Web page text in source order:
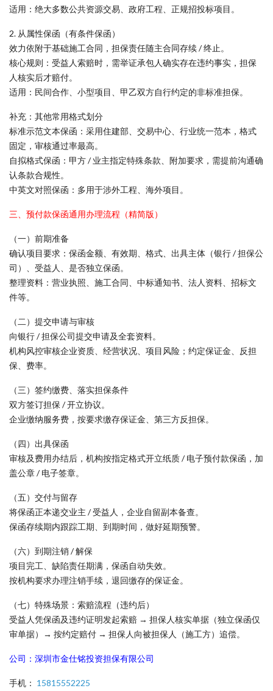
适用：绝大多数公共资源交易、政府工程、正规招投标项目。
2. 从属性保函（有条件保函）
效力依附于基础施工合同，担保责任随主合同存续 / 终止。
核心规则：受益人索赔时，需举证承包人确实存在违约事实，担保
人核实后才赔付。
适用：民间合作、小型项目、甲乙双方自行约定的非标准担保。
补充：其他常用格式划分
标准示范文本保函：采用住建部、交易中心、行业统一范本，格式
固定，审核通过率最高。
自拟格式保函：甲方 / 业主指定特殊条款、附加要求，需提前沟通确
认条款合规性。
中英文对照保函：多用于涉外工程、海外项目。
三、预付款保函通用办理流程（精简版）
（一）前期准备
确认项目要求：保函金额、有效期、格式、出具主体（银行 / 担保公
司）、受益人、是否独立保函。
整理资料：营业执照、施工合同、中标通知书、法人资料、招标文
件等。
（二）提交申请与审核
向银行 / 担保公司提交申请及全套资料。
机构风控审核企业资质、经营状况、项目风险；约定保证金、反担
保、费率。
（三）签约缴费、落实担保条件
双方签订担保 / 开立协议。
企业缴纳服务费，按要求缴存保证金、第三方反担保。
（四）出具保函
审核及费用办结后，机构按指定格式开立纸质 / 电子预付款保函，加
盖公章 / 电子签章。
（五）交付与留存
将保函正本递交业主 / 受益人，企业自留副本备查。
保函存续期内跟踪工期、到期时间，做好延期预警。
（六）到期注销 / 解保
项目完工、缺陷责任期满，保函自动失效。
按机构要求办理注销手续，退回缴存的保证金。
（七）特殊场景：索赔流程（违约后）
受益人凭保函及违约证明发起索赔 → 担保人核实单据（独立保函仅
审单据）→ 按约定赔付 → 担保人向被担保人（施工方）追偿。
公司：深圳市金仕铭投资担保有限公司
手机： 15815552225